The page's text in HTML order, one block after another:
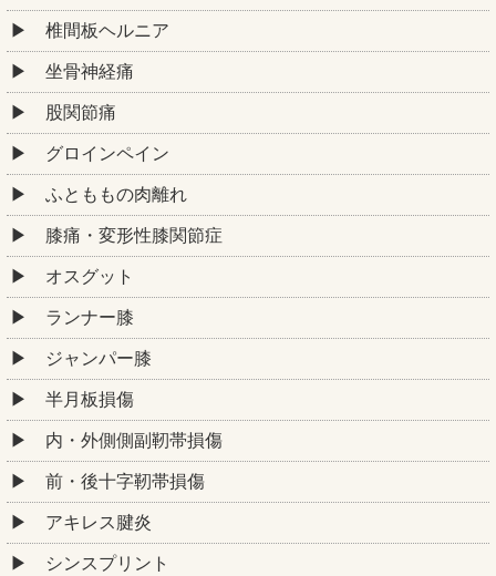
椎間板ヘルニア
坐骨神経痛
股関節痛
グロインペイン
ふとももの肉離れ
膝痛・変形性膝関節症
オスグット
ランナー膝
ジャンパー膝
半月板損傷
内・外側側副靭帯損傷
前・後十字靭帯損傷
アキレス腱炎
シンスプリント